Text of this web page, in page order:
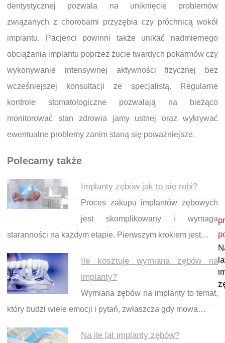
dentystycznej pozwala na uniknięcie problemów
związanych z chorobami przyzębia czy próchnicą wokół
implantu. Pacjenci powinni także unikać nadmiernego
obciążania implantu poprzez żucie twardych pokarmów czy
wykonywanie intensywnej aktywności fizycznej bez
wcześniejszej konsultacji ze specjalistą. Regularne
kontrole stomatologiczne pozwalają na bieżąco
monitorować stan zdrowia jamy ustnej oraz wykrywać
ewentualne problemy zanim staną się poważniejsze.
Polecamy także
Implanty zębów jak to się robi?
Proces zakupu implantów zębowych
jest skomplikowany i wymaga
staranności na każdym etapie. Pierwszym krokiem jest…
Ile kosztuje wymiana zębów na
implanty?
Wymiana zębów na implanty to temat,
który budzi wiele emocji i pytań, zwłaszcza gdy mowa…
Na ile lat implanty zębów?
Nawigacja wpisu